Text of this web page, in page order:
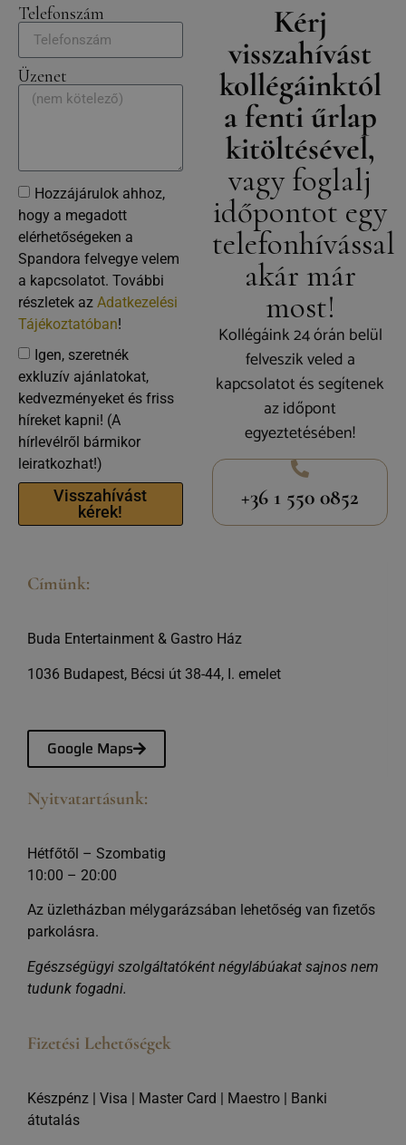
Telefonszám
Üzenet
Hozzájárulok ahhoz,
hogy a megadott
elérhetőségeken a
Spandora felvegye velem
a kapcsolatot. További
részletek az Adatkezelési
Tájékoztatóban!
Igen, szeretnék
exkluzív ajánlatokat,
kedvezményeket és friss
híreket kapni! (A
hírlevélről bármikor
leiratkozhat!)
Visszahívást
kérek!
Kérj
visszahívást
kollégáinktól
a fenti űrlap
kitöltésével,
vagy foglalj
időpontot egy
telefonhívással
akár már
most!
Kollégáink 24 órán belül
felveszik veled a
kapcsolatot és segítenek
az időpont
egyeztetésében!
+36 1 550 0852
Címünk:
Buda Entertainment & Gastro Ház
1036 Budapest, Bécsi út 38-44, I. emelet
Google Maps
Nyitvatartásunk:
Hétfőtől – Szombatig
10:00 – 20:00
Az üzletházban mélygarázsában lehetőség van fizetős
parkolásra.
Egészségügyi szolgáltatóként négylábúakat sajnos nem
tudunk fogadni.
Fizetési Lehetőségek
Készpénz | Visa | Master Card | Maestro | Banki
átutalás